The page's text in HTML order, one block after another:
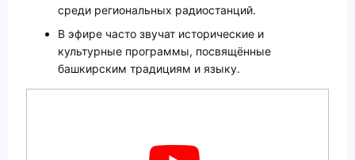
среди региональных радиостанций.
В эфире часто звучат исторические и
культурные программы, посвящённые
башкирским традициям и языку.